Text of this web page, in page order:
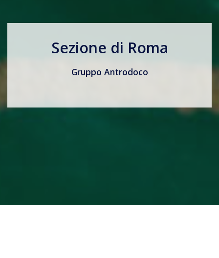
Sezione di Roma
Gruppo Antrodoco